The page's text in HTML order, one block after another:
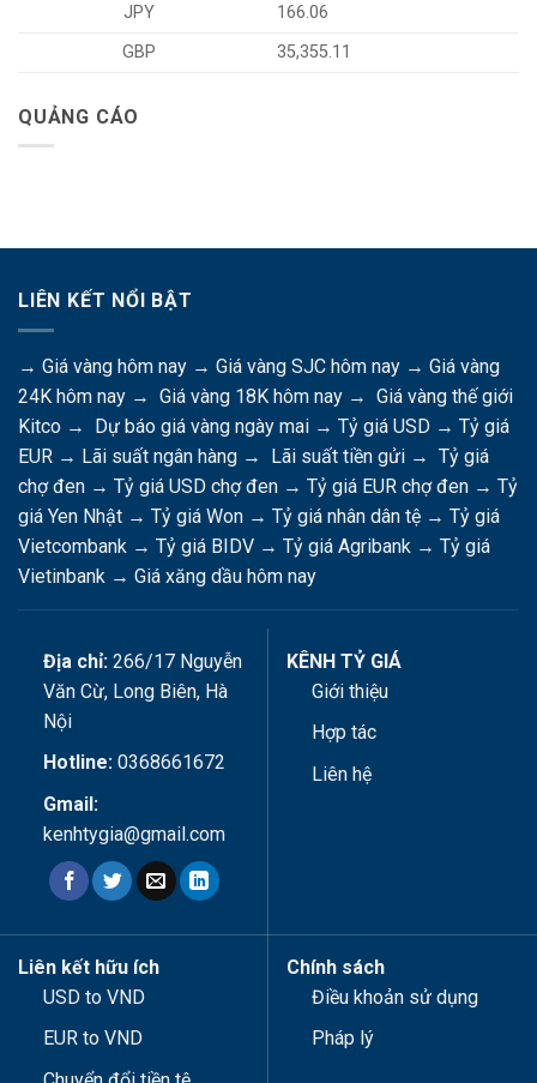
JPY
166.06
GBP
35,355.11
QUẢNG CÁO
LIÊN KẾT NỔI BẬT
→ Giá vàng hôm nay → Giá vàng SJC hôm nay → Giá vàng
24K hôm nay → Giá vàng 18K hôm nay → Giá vàng thế giới
Kitco → Dự báo giá vàng ngày mai → Tỷ giá USD → Tỷ giá
EUR → Lãi suất ngân hàng → Lãi suất tiền gửi → Tỷ giá
chợ đen → Tỷ giá USD chợ đen → Tỷ giá EUR chợ đen → Tỷ
giá Yen Nhật → Tỷ giá Won → Tỷ giá nhân dân tệ → Tỷ giá
Vietcombank → Tỷ giá BIDV → Tỷ giá Agribank → Tỷ giá
Vietinbank → Giá xăng dầu hôm nay
Địa chỉ:266/17 Nguyễn
Văn Cừ, Long Biên, Hà
Nội
Hotline:0368661672
Gmail:
kenhtygia@gmail.com
KÊNH TỶ GIÁ
Giới thiệu
Hợp tác
Liên hệ
Liên kết hữu ích
USD to VND
EUR to VND
Chính sách
Điều khoản sử dụng
Pháp lý